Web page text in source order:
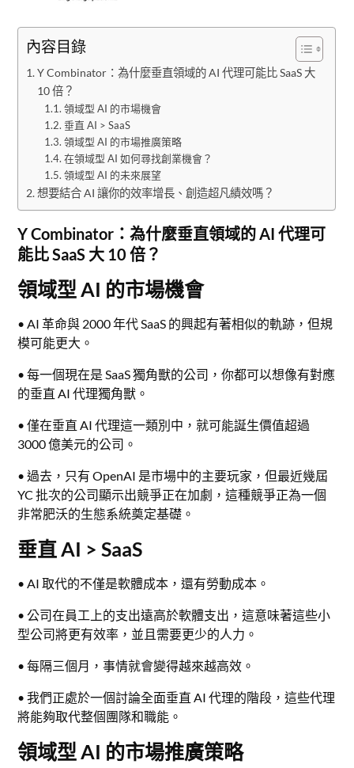
內容目錄
Y Combinator：為什麼垂直領域的 AI 代理可能比 SaaS 大
10 倍？
領域型 AI 的市場機會
垂直 AI > SaaS
領域型 AI 的市場推廣策略
在領域型 AI 如何尋找創業機會？
領域型 AI 的未來展望
想要結合 AI 讓你的效率增長、創造超凡績效嗎？
Y Combinator：為什麼垂直領域的 AI 代理可
能比 SaaS 大 10 倍？
領域型 AI 的市場機會
• AI 革命與 2000 年代 SaaS 的興起有著相似的軌跡，但規
模可能更大。
• 每一個現在是 SaaS 獨角獸的公司，你都可以想像有對應
的垂直 AI 代理獨角獸。
• 僅在垂直 AI 代理這一類別中，就可能誕生價值超過
3000 億美元的公司。
• 過去，只有 OpenAI 是市場中的主要玩家，但最近幾屆
YC 批次的公司顯示出競爭正在加劇，這種競爭正為一個
非常肥沃的生態系統奠定基礎。
垂直 AI > SaaS
• AI 取代的不僅是軟體成本，還有勞動成本。
• 公司在員工上的支出遠高於軟體支出，這意味著這些小
型公司將更有效率，並且需要更少的人力。
• 每隔三個月，事情就會變得越來越高效。
• 我們正處於一個討論全面垂直 AI 代理的階段，這些代理
將能夠取代整個團隊和職能。
領域型 AI 的市場推廣策略